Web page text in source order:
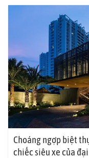
Choáng ngợp biệt
chiếc siêu xe của